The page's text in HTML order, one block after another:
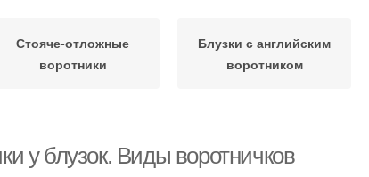
Стояче-отложные
воротники
Блузки с английским
воротником
у блузок. Виды воротничков